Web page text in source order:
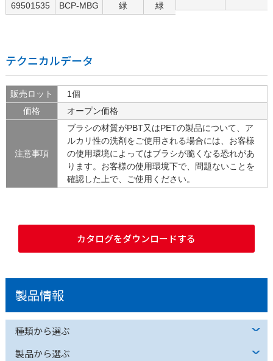
69501535
BCP-MBG 緑 緑
テクニカルデータ
販売ロット
1個
価格
オープン価格
注意事項
ブラシの材質がPBT又はPETの製品について、ア
ルカリ性の洗剤をご使用される場合には、お客様
の使用環境によってはブラシが脆くなる恐れがあ
ります。お客様の使用環境下で、問題ないことを
確認した上で、ご使用ください。
カタログをダウンロードする
製品情報
種類から選ぶ
製品から選ぶ